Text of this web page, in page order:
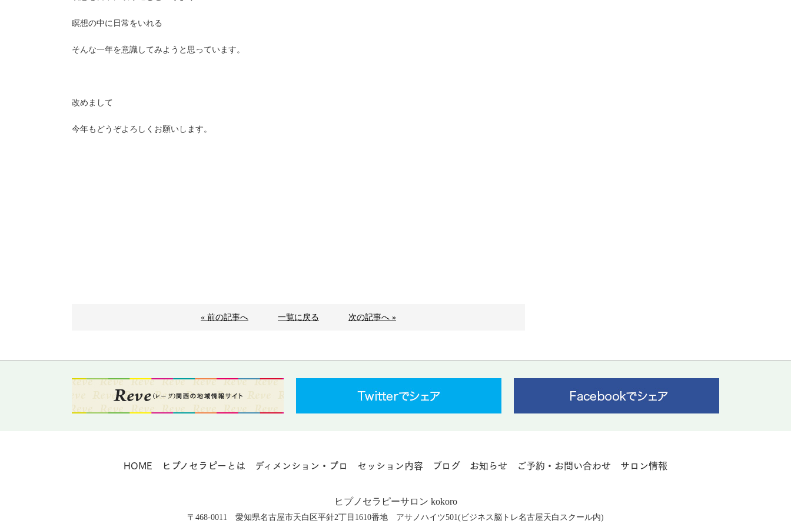
瞑想の中に日常をいれる
そんな一年を意識してみようと思っています。
改めまして
今年もどうぞよろしくお願いします。
« 前の記事へ 一覧に戻る 次の記事へ »
HOME ヒプノセラピーとは ディメンション・プロ セッション内容 ブログ お知らせ ご予約・お問い合わせ サロン情報
ヒプノセラピーサロン kokoro
〒468-0011 愛知県名古屋市天白区平針2丁目1610番地 アサノハイツ501(ビジネス脳トレ名古屋天白スクール内)